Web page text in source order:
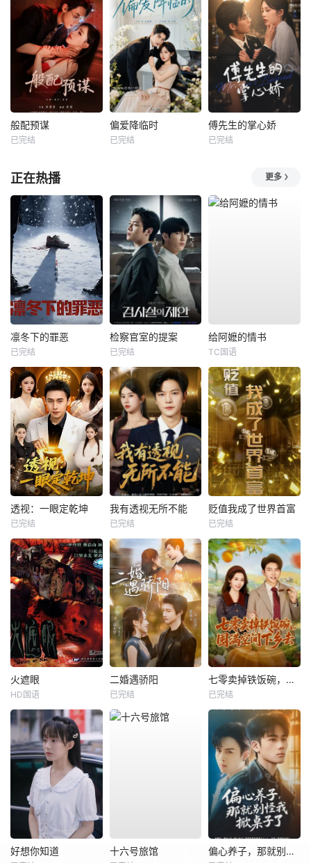
般配预谋
已完结
偏爱降临时
已完结
傅先生的掌心娇
已完结
正在热播 更多
凛冬下的罪恶
已完结
检察官室的提案
已完结
给阿嬷的情书
TC国语
透视：一眼定乾坤
已完结
我有透视无所不能
已完结
贬值我成了世界首富
已完结
火遮眼
HD国语
二婚遇骄阳
已完结
七零卖掉铁饭碗，囤满空间下乡去
已完结
好想你知道 十六号旅馆 偏心养子，那就别怪我掀桌子了